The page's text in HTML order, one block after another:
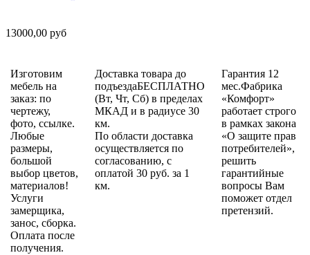
13000,00 руб
Изготовим
мебель на
заказ: по
чертежу,
фото, ссылке.
Любые
размеры,
большой
выбор цветов,
материалов!
Услуги
замерщика,
занос, сборка.
Оплата после
получения.
Доставка товара до
подъездаБЕСПЛАТНО
(Вт, Чт, Сб) в пределах
МКАД и в радиусе 30
км.
По области доставка
осуществляется по
согласованию, с
оплатой 30 руб. за 1
км.
Гарантия 12
мес.Фабрика
«Комфорт»
работает строго
в рамках закона
«О защите прав
потребителей»,
решить
гарантийные
вопросы Вам
поможет отдел
претензий.